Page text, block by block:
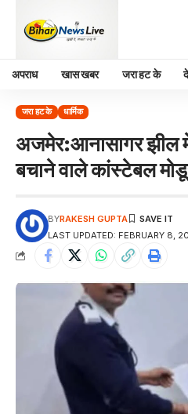
अपराध खास खबर जरा हट के
जरा हट के धार्मिक
अजमेर:आनासागर झील
बचाने वाले कांस्टेबल
LAST UPDATED: FEBRUARY 8,
BYRAKESH GUPTA